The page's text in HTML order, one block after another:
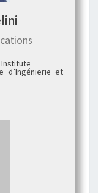
Institute
d’Ingénierie et